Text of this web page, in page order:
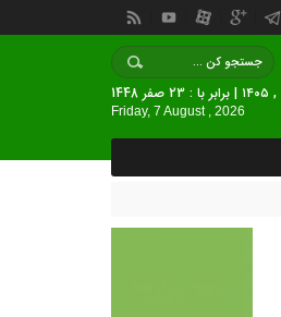
Friday, 7 August , 2026